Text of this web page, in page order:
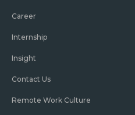
Career
Internship
Insight
Contact Us
Remote Work Culture